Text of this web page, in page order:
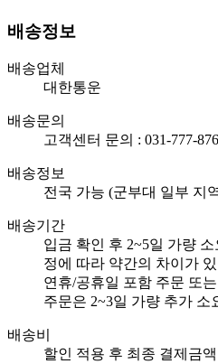
배송정보
배송업체
대한통운
배송문의
고객센터 문의 : 031-777-
배송정보
전국 가능 (군부대 일부 지
배송기간
입금 확인 후 2~5일 가량
정에 따라 약간의 차이가
연휴/공휴일 포함 주문 또
주문은 2~3일 가량 추가 소
배송비
할인 적용 후 최종 결제금